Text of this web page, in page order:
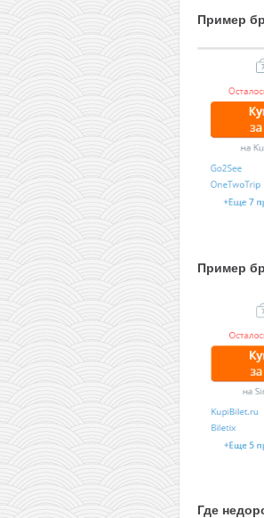
Пример
Пример
Где